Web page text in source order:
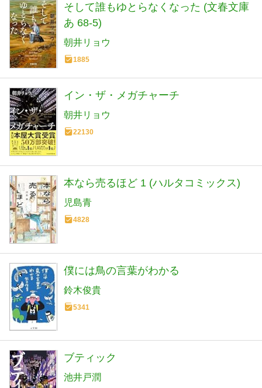
そして誰もゆとらなくなった (文春文庫
あ 68-5)
朝井リョウ
1885
イン・ザ・メガチャーチ
朝井リョウ
22130
本なら売るほど 1 (ハルタコミックス)
児島青
4828
僕には鳥の言葉がわかる
鈴木俊貴
5341
ブティック
池井戸潤